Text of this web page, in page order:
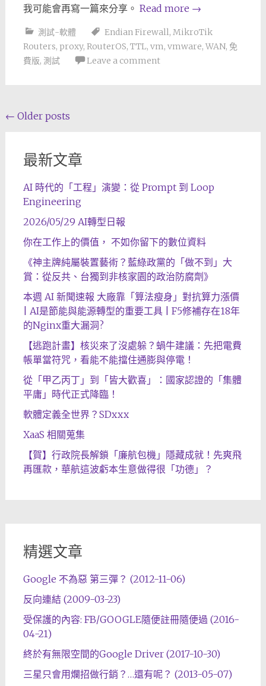
我可能會再寫一篇來分享。 Read more →
測試-軟體 Endian Firewall, MikroTik
Routers, proxy, RouterOS, TTL, vm, vmware, WAN, 免
費版, 測試 Leave a comment
Posts
← Older posts
最新文章
AI 時代的「工程」演變：從 Prompt 到 Loop
Engineering
2026/05/29 AI轉型日報
你在工作上的價值， 不如你留下的數位資料
《神主牌純屬裝置藝術？藍綠政黨的「做不到」大
賞：從反共、台獨到非核家園的政治防腐劑》
本週 AI 新聞速報 大廠靠「算法瘦身」對抗算力漲價
| AI是節能與能源轉型的重要工具 | F5修補存在18年
的Nginx重大漏洞?
【逃跑計畫】核災來了沒處躲？蝸牛建議：先把電費
帳單當符咒，看能不能擋住通膨與停電！
從「甲乙丙丁」到「皆大歡喜」：國家認證的「集體
平庸」時代正式降臨！
軟體定義全世界？SDxxx
XaaS 相關蒐集
【賀】行政院長解鎖「廉航包機」隱藏成就！先爽飛
再匯款，華航這波虧本生意做得很「功德」？
精選文章
Google 不為惡 第三彈？ (2012-11-06)
反向連結 (2009-03-23)
受保護的內容: FB/GOOGLE隨便註冊隨便過 (2016-
04-21)
終於有無限空間的Google Driver (2017-10-30)
三星只會用爛招做行銷？…還有呢？ (2013-05-07)